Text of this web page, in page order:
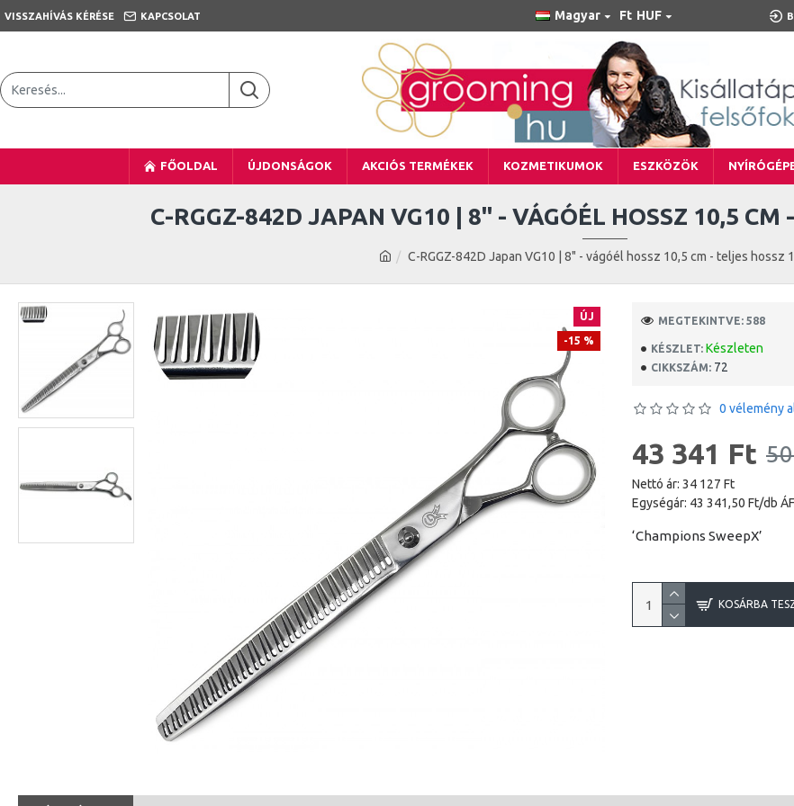
VISSZAHÍVÁS KÉRÉSE KAPCSOLAT Magyar Ft HUF
FŐOLDAL ÚJDONSÁGOK AKCIÓS TERMÉKEK KOZMETIKUMOK ESZKÖZÖK
C-RGGZ-842D Japan VG10 | 8" - vágóél hossz 10,5 cm - teljes hossz
C-RGGZ-842D JAPAN VG10 | 8" - VÁGÓÉL HOSSZ 10,5 CM
ÚJ
-15 %
KÉSZLET: Készleten
CIKKSZÁM: 72
MEGTEKINTVE: 588
0 vélemény
43 341 Ft
Nettó ár: 34 127 Ft
Egységár: 43 341,50 Ft/db
‘Champions SweepX’
KOSÁRBA